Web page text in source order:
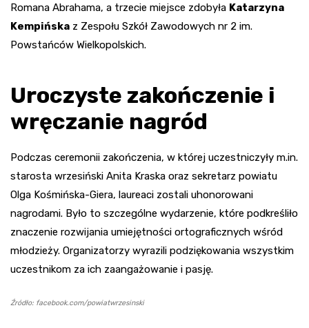
Romana Abrahama, a trzecie miejsce zdobyła Katarzyna
Kempińska z Zespołu Szkół Zawodowych nr 2 im.
Powstańców Wielkopolskich.
Uroczyste zakończenie i
wręczanie nagród
Podczas ceremonii zakończenia, w której uczestniczyły m.in.
starosta wrzesiński Anita Kraska oraz sekretarz powiatu
Olga Kośmińska-Giera, laureaci zostali uhonorowani
nagrodami. Było to szczególne wydarzenie, które podkreśliło
znaczenie rozwijania umiejętności ortograficznych wśród
młodzieży. Organizatorzy wyrazili podziękowania wszystkim
uczestnikom za ich zaangażowanie i pasję.
Źródło: facebook.com/powiatwrzesinski